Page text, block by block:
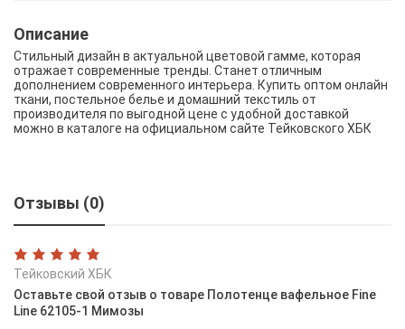
Описание
Стильный дизайн в актуальной цветовой гамме, которая
отражает современные тренды. Станет отличным
дополнением современного интерьера. Купить оптом онлайн
ткани, постельное белье и домашний текстиль от
производителя по выгодной цене с удобной доставкой
можно в каталоге на официальном сайте Тейковского ХБК
Отзывы (0)
Тейковский ХБК
Оставьте свой отзыв о товаре Полотенце вафельное Fine
Line 62105-1 Мимозы